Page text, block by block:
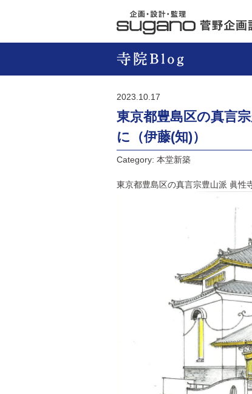
2023.10.17
東京都豊島区の真言
に（伊藤(知)）
Category: 本堂新築
東京都豊島区の真言宗豊山派 眞性